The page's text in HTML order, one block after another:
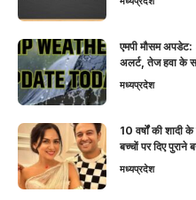
एमपी मौसम अपडेट:
अलर्ट, तेज हवा के
मध्यप्रदेश
10 वर्षों की शादी
बच्चों पर दिए
मध्यप्रदेश